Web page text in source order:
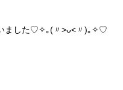
ました♡✧｡(〃>ᴗ<〃)｡✧♡